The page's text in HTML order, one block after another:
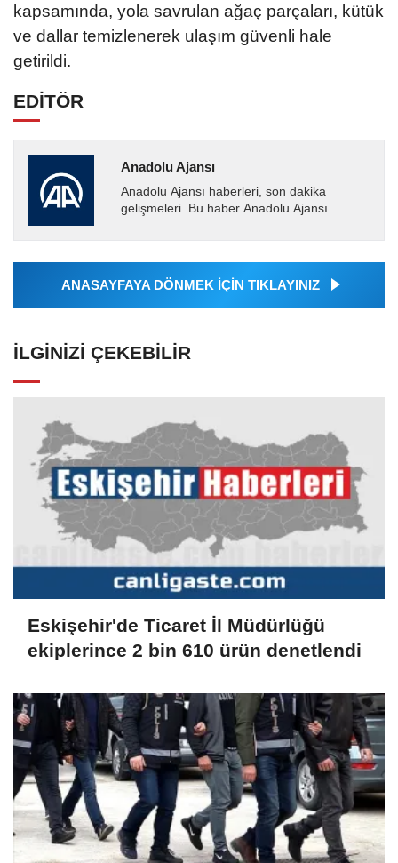
kapsamında, yola savrulan ağaç parçaları, kütük
ve dallar temizlenerek ulaşım güvenli hale
getirildi.
EDİTÖR
Anadolu Ajansı
Anadolu Ajansı haberleri, son dakika
gelişmeleri. Bu haber Anadolu Ajansı
tarafından geçilen tüm...
ANASAYFAYA DÖNMEK İÇİN TIKLAYINIZ
İLGINIZI ÇEKEBILIR
Eskişehir'de Ticaret İl Müdürlüğü
ekiplerince 2 bin 610 ürün denetlendi